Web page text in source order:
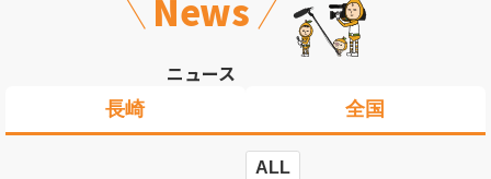
News
ニュース
長崎 全国
ALL